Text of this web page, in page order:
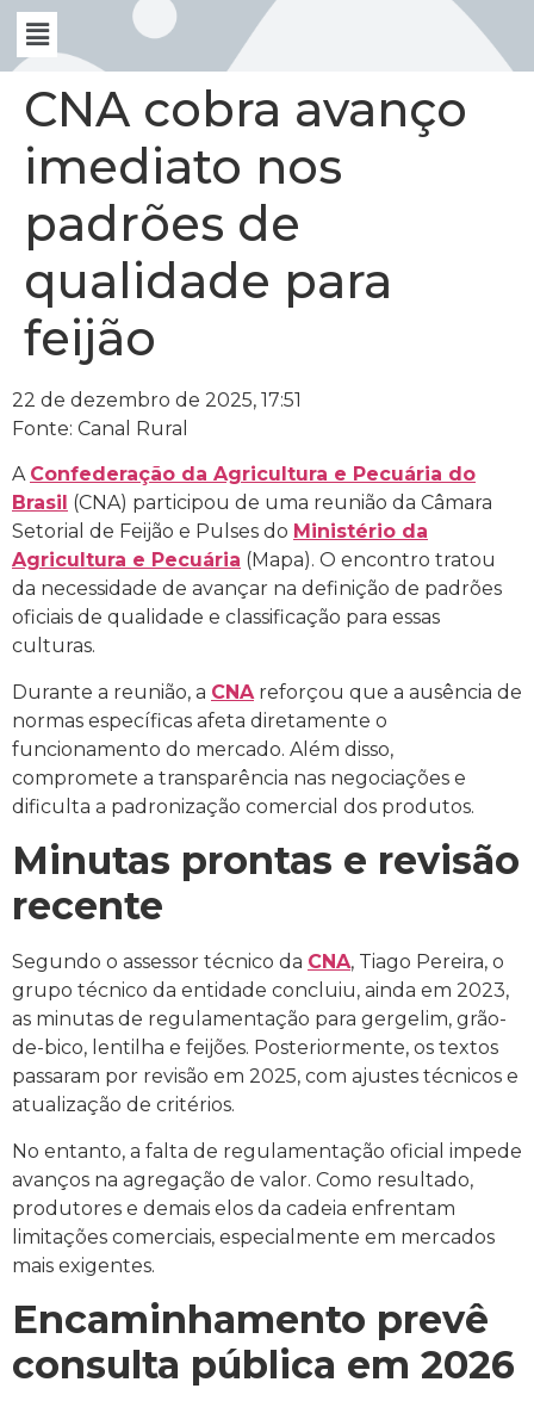
CNA cobra avanço
imediato nos
padrões de
qualidade para
feijão
22 de dezembro de 2025, 17:51
Fonte: Canal Rural
A Confederação da Agricultura e Pecuária do
Brasil (CNA) participou de uma reunião da Câmara
Setorial de Feijão e Pulses do Ministério da
Agricultura e Pecuária (Mapa). O encontro tratou
da necessidade de avançar na definição de padrões
oficiais de qualidade e classificação para essas
culturas.
Durante a reunião, a CNA reforçou que a ausência de
normas específicas afeta diretamente o
funcionamento do mercado. Além disso,
compromete a transparência nas negociações e
dificulta a padronização comercial dos produtos.
Minutas prontas e revisão
recente
Segundo o assessor técnico da CNA, Tiago Pereira, o
grupo técnico da entidade concluiu, ainda em 2023,
as minutas de regulamentação para gergelim, grão-
de-bico, lentilha e feijões. Posteriormente, os textos
passaram por revisão em 2025, com ajustes técnicos e
atualização de critérios.
No entanto, a falta de regulamentação oficial impede
avanços na agregação de valor. Como resultado,
produtores e demais elos da cadeia enfrentam
limitações comerciais, especialmente em mercados
mais exigentes.
Encaminhamento prevê
consulta pública em 2026